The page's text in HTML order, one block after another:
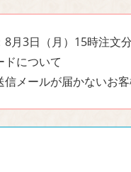
月3日（月）15時注文
ドについて
信メールが届かないお